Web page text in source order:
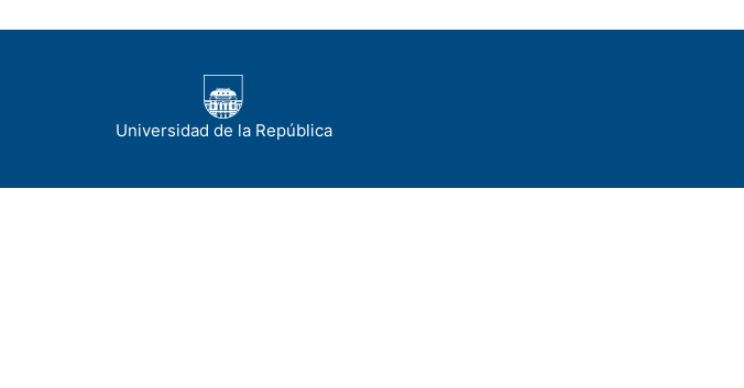
Universidad de la República